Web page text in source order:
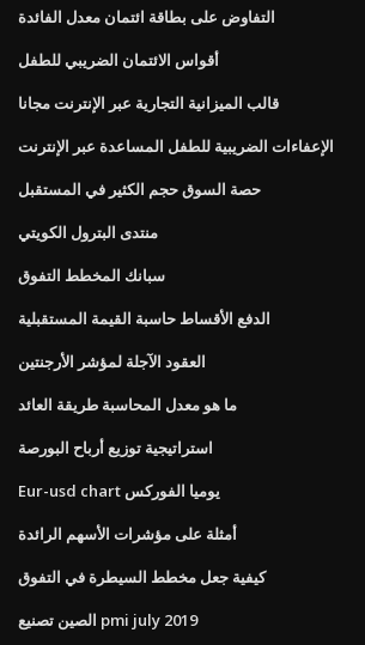
التفاوض على بطاقة ائتمان معدل الفائدة
أقواس الائتمان الضريبي للطفل
قالب الميزانية التجارية عبر الإنترنت مجانا
الإعفاءات الضريبية للطفل المساعدة عبر الإنترنت
حصة السوق حجم الكثير في المستقبل
منتدى البترول الكويتي
سبانك المخطط التفوق
الدفع الأقساط حاسبة القيمة المستقبلية
العقود الآجلة لمؤشر الأرجنتين
ما هو معدل المحاسبة طريقة العائد
استراتيجية توزيع أرباح البورصة
Eur-usd chart يوميا الفوركس
أمثلة على مؤشرات الأسهم الرائدة
كيفية جعل مخطط السيطرة في التفوق
الصين تصنيع pmi july 2019